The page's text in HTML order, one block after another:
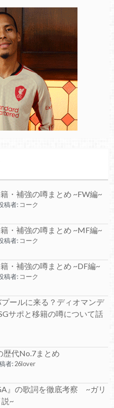
・補強の噂まとめ ~FW編~
稿者: コーク
・補強の噂まとめ ~MF編~
稿者: コーク
・補強の噂まとめ ~DF編~
稿者: コーク
ールに来る？ディオマンデ
サポと移籍の噂について話
歴代No.7まとめ
者:26lover
』の歌詞を徹底考察 ~ガリ
~